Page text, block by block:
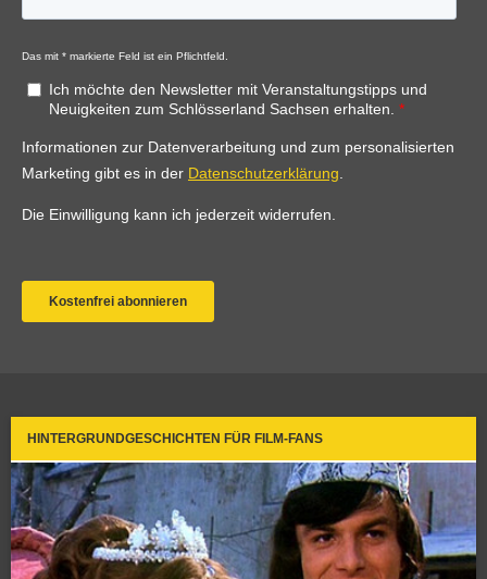
HINTERGRUNDGESCHICHTEN FÜR FILM-FANS